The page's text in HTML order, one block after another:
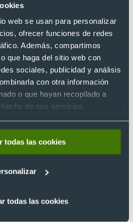
web se usan para personalizar
ofrecer funciones de redes
Además, compartimos
que haga del sitio web con
sociales, publicidad y análisis
con otra información
o que hayan recopilado a
de sus servicios.
todas las cookies
todas las cookies
incorrecto
en su mayoría, debe ir en el
contrario se afectaría el proceso
se pueden hacer con bolígrafos
ello puedes buscar videos online
para hacer un marco para fotos,
otros lápices y mucho más.
como regalos originales de